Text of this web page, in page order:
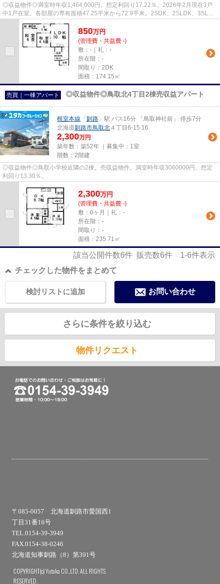
◎収益物件◎満室時年収1,464,000円。想定利回り17.22％。2026年2月現在3戸
中1戸在室。各部屋の専有面積47.25平米から72.9平米。2SDK、2SLDK、3SLDK
サイズの違う各1部屋ずつ、3部屋の収...
850万円
(管理費・共益費 -)
敷：-｜礼：-
所在階：-
間取り：2DK
面積：174.15㎡
売買｜一棟アパート ◎収益物件◎鳥取北4丁目2棟売収益アパート
根室本線 「 釧路 」駅 バス16分 「鳥取神社前」 停歩7分
北海道釧路市鳥取北 ４丁目6-15.16
2,300万円
築年数：築52年 ｜募集中： 1室
階数：2階建
◎収益物件◎鳥取小学校近隣の2棟。売収益物件。満室時年収3060000円。想定
利回り13.30％。
2,300万円
(管理費・共益費 -)
敷：0ヶ月｜礼：-
所在階：-
間取り：-
面積：235.71㎡
該当公開件数6件 販売数6件 1-6件表示
チェックした物件をまとめて
お問い合わせ
検討リストに追加
さらに条件を絞り込む
物件リクエスト
〒085-0057 北海道釧路市愛国西1
丁目31番16号
TEL.0154-39-3949
FAX.0154-38-0246
北海道知事釧路（8）第391号
COPYRIGHT(c) Yutaka CO.,LTD. ALL RIGHTS
RESERVED.